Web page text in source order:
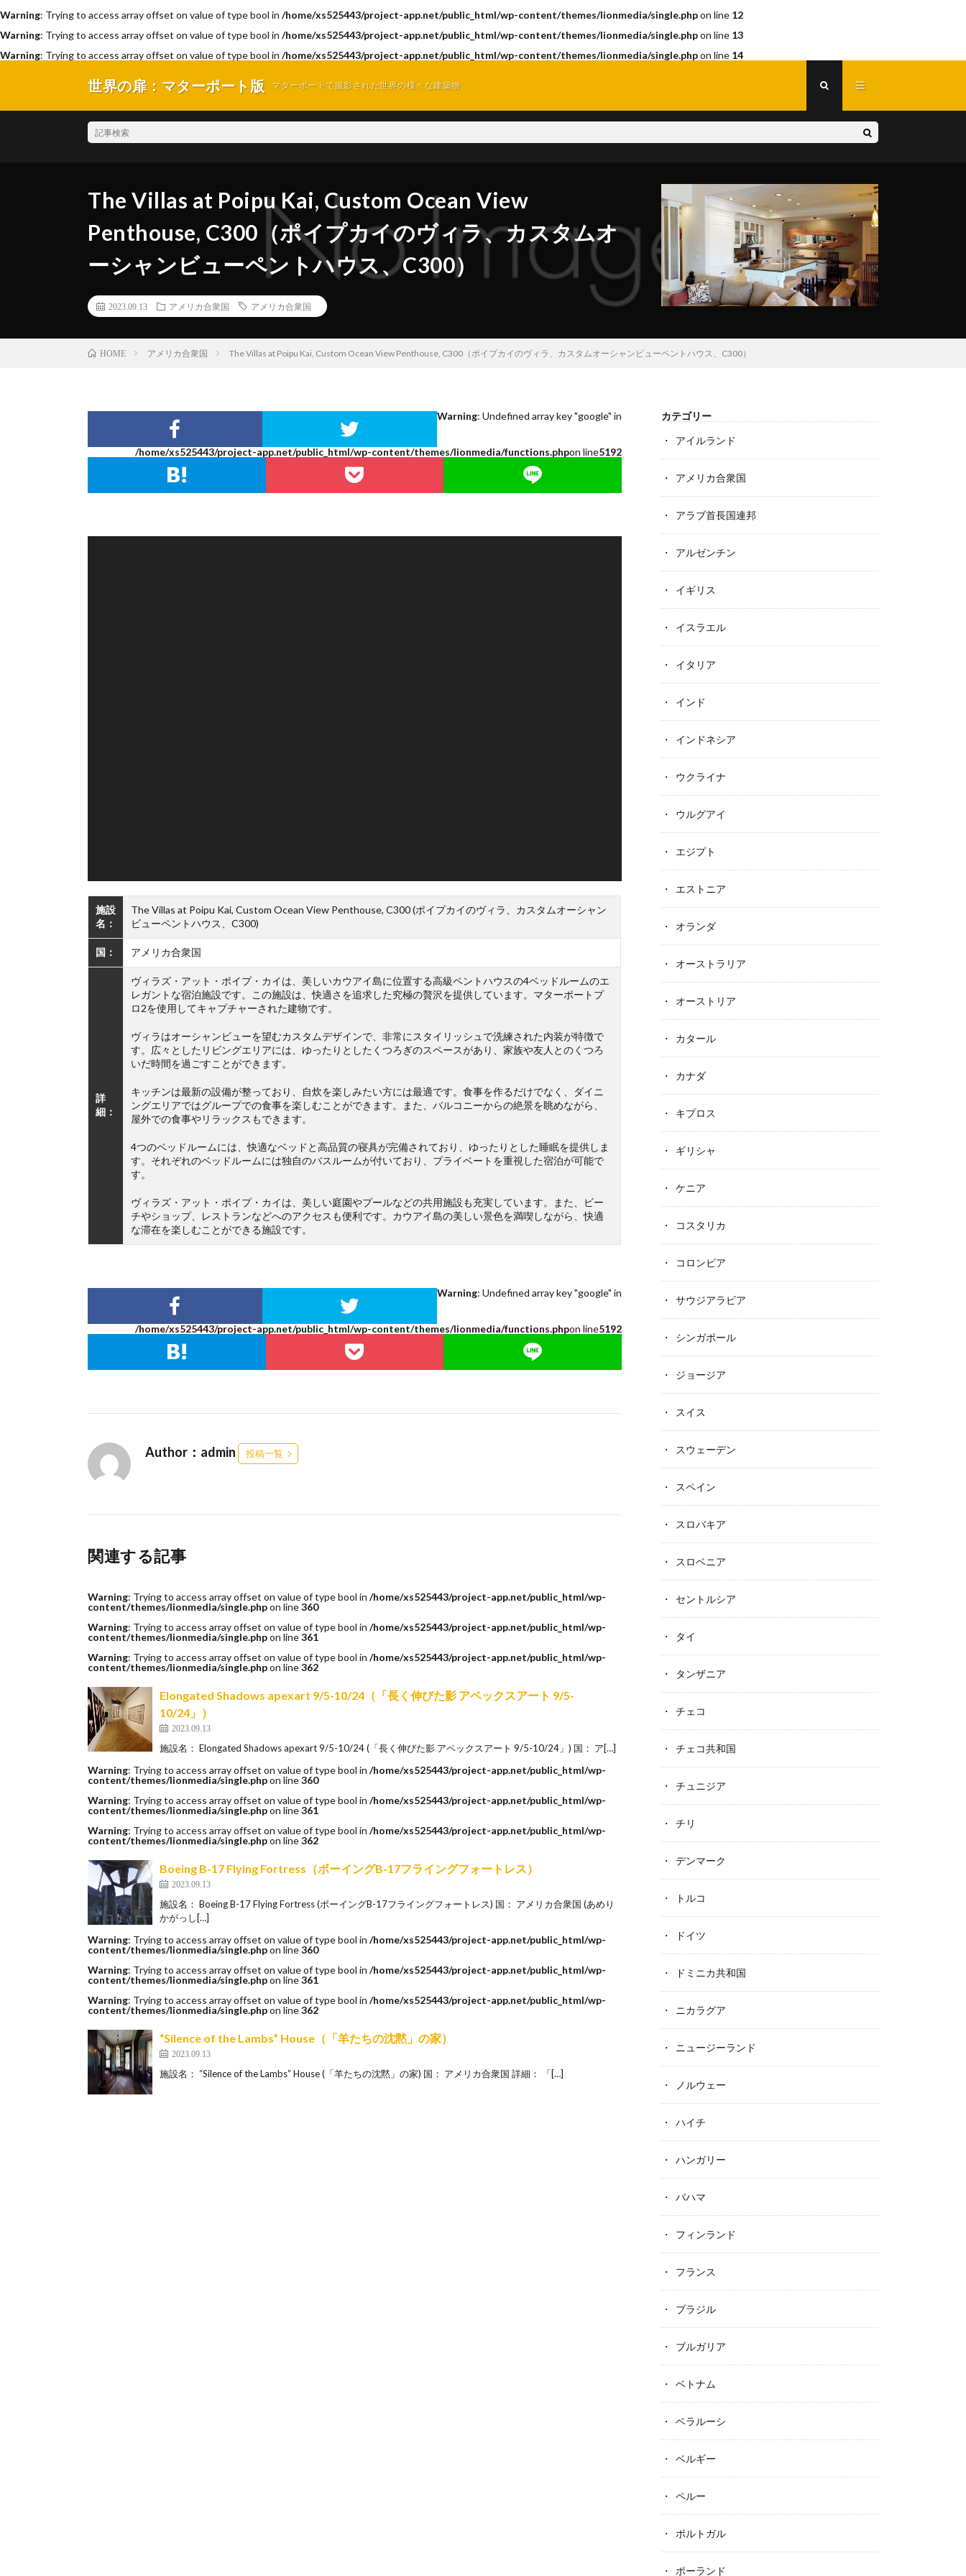
Warning: Trying to access array offset on value of type bool in /home/xs525443/project-app.net/public_html/wp-content/themes/lionmedia/single.phpon line 12
Warning: Trying to access array offset on value of type bool in /home/xs525443/project-app.net/public_html/wp-content/themes/lionmedia/single.phpon line 13
Warning: Trying to access array offset on value of type bool in /home/xs525443/project-app.net/public_html/wp-content/themes/lionmedia/single.phpon line 14
世界の扉：マターポート版 マターポートで撮影された世界の様々な建築物
The Villas at Poipu Kai, Custom Ocean View
Penthouse, C300（ポイプカイのヴィラ、カスタムオ
ーシャンビューペントハウス、C300）
2023.09.13 アメリカ合衆国 アメリカ合衆国
HOME アメリカ合衆国 The Villas at Poipu Kai, Custom Ocean View Penthouse, C300（ポイプカイのヴィラ、カスタムオーシャンビューペントハウス、C300）
Warning: Undefined array key "google" in
/home/xs525443/project-app.net/public_html/wp-content/themes/lionmedia/functions.phpon line5192
施設
名：
The Villas at Poipu Kai, Custom Ocean View Penthouse, C300 (ポイプカイのヴィラ、カスタムオーシャン
ビューペントハウス、C300)
国： アメリカ合衆国
詳
細：
ヴィラズ・アット・ポイプ・カイは、美しいカウアイ島に位置する高級ペントハウスの4ベッドルームのエ
レガントな宿泊施設です。この施設は、快適さを追求した究極の贅沢を提供しています。マターポートプ
ロ2を使用してキャプチャーされた建物です。
ヴィラはオーシャンビューを望むカスタムデザインで、非常にスタイリッシュで洗練された内装が特徴で
す。広々としたリビングエリアには、ゆったりとしたくつろぎのスペースがあり、家族や友人とのくつろ
いだ時間を過ごすことができます。
キッチンは最新の設備が整っており、自炊を楽しみたい方には最適です。食事を作るだけでなく、ダイニ
ングエリアではグループでの食事を楽しむことができます。また、バルコニーからの絶景を眺めながら、
屋外での食事やリラックスもできます。
4つのベッドルームには、快適なベッドと高品質の寝具が完備されており、ゆったりとした睡眠を提供しま
す。それぞれのベッドルームには独自のバスルームが付いており、プライベートを重視した宿泊が可能で
す。
ヴィラズ・アット・ポイプ・カイは、美しい庭園やプールなどの共用施設も充実しています。また、ビー
チやショップ、レストランなどへのアクセスも便利です。カウアイ島の美しい景色を満喫しながら、快適
な滞在を楽しむことができる施設です。
Warning: Undefined array key "google" in
/home/xs525443/project-app.net/public_html/wp-content/themes/lionmedia/functions.phpon line5192
Author：admin 投稿一覧
関連する記事
Warning: Trying to access array offset on value of type bool in /home/xs525443/project-app.net/public_html/wp-
content/themes/lionmedia/single.phpon line360
Warning: Trying to access array offset on value of type bool in /home/xs525443/project-app.net/public_html/wp-
content/themes/lionmedia/single.phpon line361
Warning: Trying to access array offset on value of type bool in /home/xs525443/project-app.net/public_html/wp-
content/themes/lionmedia/single.phpon line362
Elongated Shadows apexart 9/5-10/24（「長く伸びた影 アペックスアート 9/5-
10/24」）
2023.09.13
施設名： Elongated Shadows apexart 9/5-10/24 (「長く伸びた影 アペックスアート 9/5-10/24」) 国： ア[…]
Warning: Trying to access array offset on value of type bool in /home/xs525443/project-app.net/public_html/wp-
content/themes/lionmedia/single.phpon line360
Warning: Trying to access array offset on value of type bool in /home/xs525443/project-app.net/public_html/wp-
content/themes/lionmedia/single.phpon line361
Warning: Trying to access array offset on value of type bool in /home/xs525443/project-app.net/public_html/wp-
content/themes/lionmedia/single.phpon line362
Boeing B-17 Flying Fortress（ボーイングB-17フライングフォートレス）
2023.09.13
施設名： Boeing B-17 Flying Fortress (ボーイングB-17フライングフォートレス) 国： アメリカ合衆国 (あめり
かがっし[…]
Warning: Trying to access array offset on value of type bool in /home/xs525443/project-app.net/public_html/wp-
content/themes/lionmedia/single.phpon line360
Warning: Trying to access array offset on value of type bool in /home/xs525443/project-app.net/public_html/wp-
content/themes/lionmedia/single.phpon line361
Warning: Trying to access array offset on value of type bool in /home/xs525443/project-app.net/public_html/wp-
content/themes/lionmedia/single.phpon line362
“Silence of the Lambs” House（「羊たちの沈黙」の家）
2023.09.13
施設名： “Silence of the Lambs” House (「羊たちの沈黙」の家) 国： アメリカ合衆国 詳細： 「[…]
カテゴリー
アイルランド
アメリカ合衆国
アラブ首長国連邦
アルゼンチン
イギリス
イスラエル
イタリア
インド
インドネシア
ウクライナ
ウルグアイ
エジプト
エストニア
オランダ
オーストラリア
オーストリア
カタール
カナダ
キプロス
ギリシャ
ケニア
コスタリカ
コロンビア
サウジアラビア
シンガポール
ジョージア
スイス
スウェーデン
スペイン
スロバキア
スロベニア
セントルシア
タイ
タンザニア
チェコ
チェコ共和国
チュニジア
チリ
デンマーク
トルコ
ドイツ
ドミニカ共和国
ニカラグア
ニュージーランド
ノルウェー
ハイチ
ハンガリー
バハマ
フィンランド
フランス
ブラジル
ブルガリア
ベトナム
ベラルーシ
ベルギー
ペルー
ポルトガル
ポーランド